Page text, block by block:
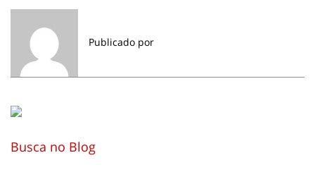
Publicado por
Busca no Blog